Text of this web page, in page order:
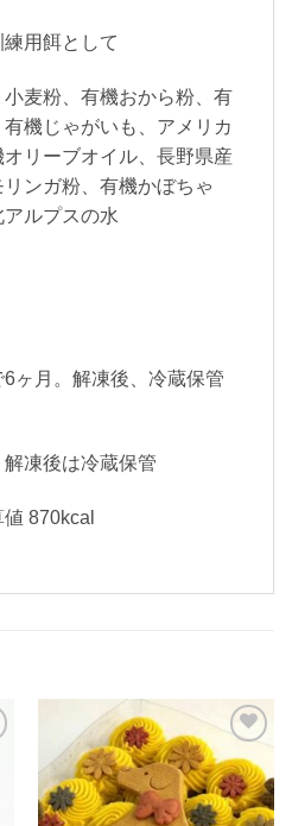
練用餌として
麦粉、有機おから粉、有
機じゃがいも、アメリカ
リーブオイル、長野県産
ンガ粉、有機かぼちゃ
ルプスの水
6ヶ月。解凍後、冷蔵保管
解凍後は冷蔵保管
870kcal
ほし
い物
リス
トに